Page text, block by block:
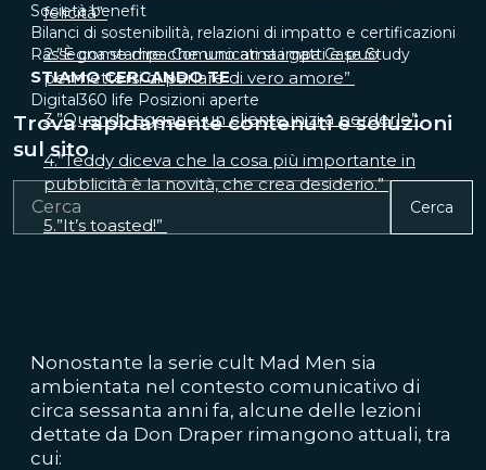
Società benefit
Bilanci di sostenibilità, relazioni di impatto e certificazioni
Rassegna stampa Comunicati stampa Case Study
STIAMO CERCANDO TE
Digital360 life Posizioni aperte
Trova rapidamente contenuti e soluzioni
sul sito
Cerca
felicità”
2.”È come dire che uno ama i gatti e può
permettersi di parlare di vero amore”
3.”Quando agganci un cliente inizi a perderlo”
4.”Teddy diceva che la cosa più importante in
pubblicità è la novità, che crea desiderio.”
5.”It’s toasted!”
Nonostante la serie cult Mad Men sia
ambientata nel contesto comunicativo di
circa sessanta anni fa, alcune delle lezioni
dettate da Don Draper rimangono attuali, tra
cui: